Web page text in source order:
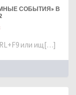
СОБЫТИЯ» В
или ищ[…]